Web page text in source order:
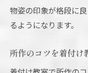
物姿の印象が格段に
るようになります。
所作のコツを着付け